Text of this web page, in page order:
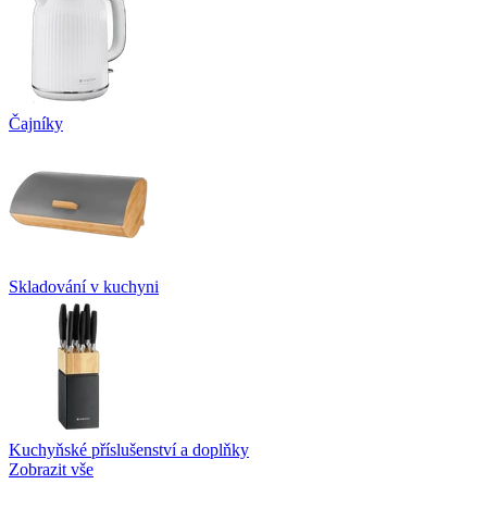
Čajníky
Skladování v kuchyni
Kuchyňské příslušenství a doplňky
Zobrazit vše